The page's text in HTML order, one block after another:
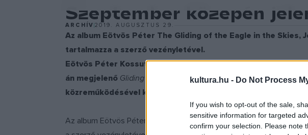
kultura.hu - Do Not Process
If you wish to opt-out of the sale,
sensitive information for targeted
confirm your selection. Please note
Szeptember közepén
ARCHÍV2019. AUGUSZTUS 29.
Az album Eötvös Péter The Gliding of the Eagle in the
tartalmazza a szerző vezényletével.
Eötvös Péter Kossuth-díjas magyar zeneszerző,
án megjelenő Gliding című új albuma a Frankfurti Rádió
közreműködésével készült.
Az album Eötvös Péter The Gliding of the Eagle in the Skies,Jet